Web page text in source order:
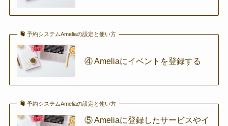
予約システムAmeliaの設定と使い方
④ Ameliaにイベントを登録する
予約システムAmeliaの設定と使い方
⑤ Ameliaに登録したサービスやイ